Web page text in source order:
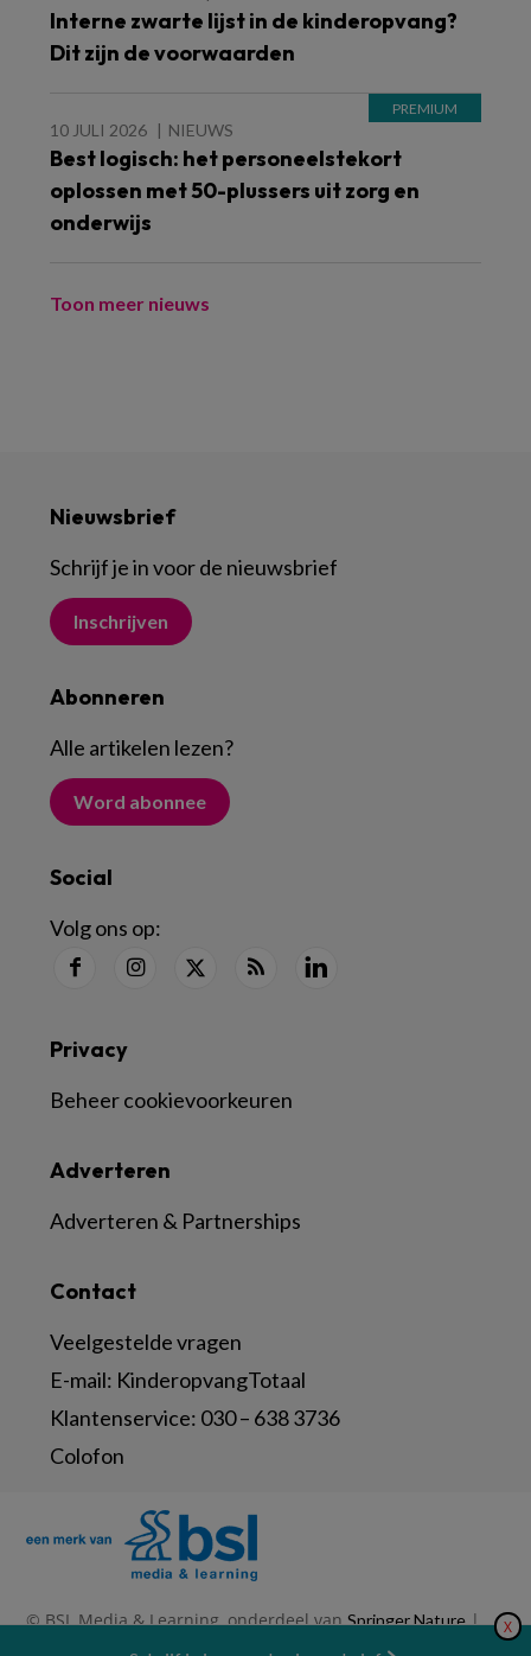
Interne zwarte lijst in de kinderopvang?
Dit zijn de voorwaarden
10 JULI 2026 NIEUWS
Best logisch: het personeelstekort
oplossen met 50-plussers uit zorg en
onderwijs
Toon meer nieuws
Nieuwsbrief
Schrijf je in voor de nieuwsbrief
Inschrijven
Abonneren
Alle artikelen lezen?
Word abonnee
Social
Volg ons op:
Contact
Veelgestelde vragen
E-mail: KinderopvangTotaal
Klantenservice: 030 – 638 3736
Colofon
Adverteren
Adverteren & Partnerships
Privacy
Beheer cookievoorkeuren
© BSL Media & Learning, onderdeel vanSpringer Nature| X